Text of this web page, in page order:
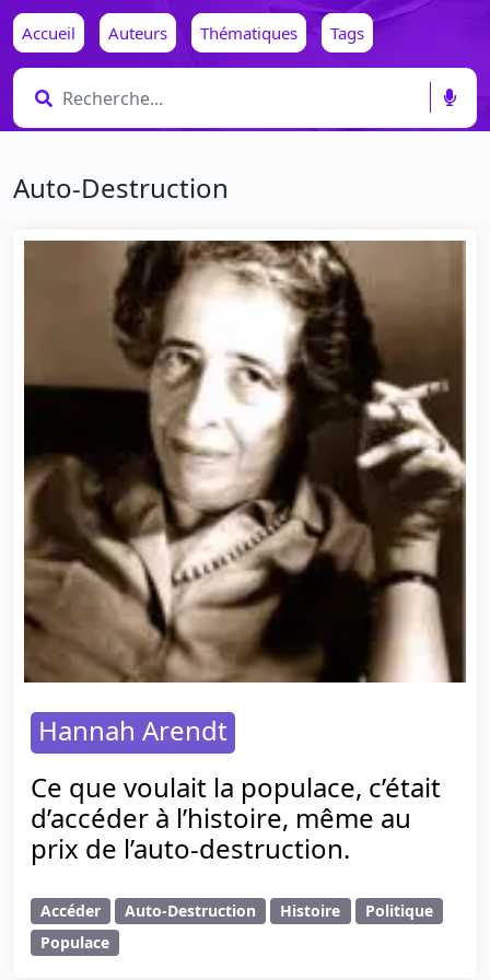
Accueil Auteurs Thématiques Tags
Auto-Destruction
Hannah Arendt
Ce que voulait la populace, c’était
d’accéder à l’histoire, même au
prix de l’auto-destruction.
Accéder Auto-Destruction Histoire
Politique
Populace